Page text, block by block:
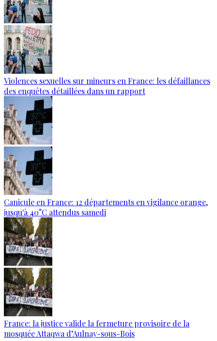
Violences sexuelles sur mineurs en France: les défaillances
des enquêtes détaillées dans un rapport
Canicule en France: 12 départements en vigilance orange,
jusqu'à 40°C attendus samedi
France: la justice valide la fermeture provisoire de la
mosquée Attaqwa d’Aulnay-sous-Bois